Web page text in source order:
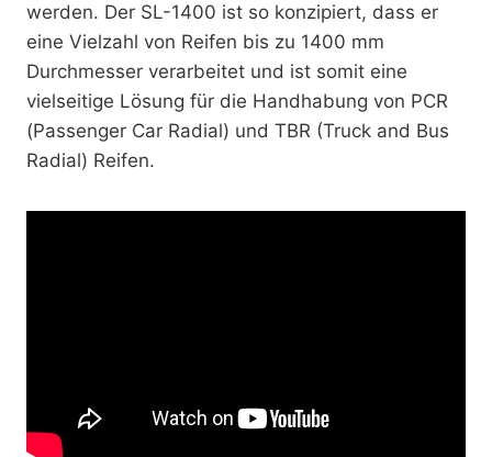
werden. Der SL-1400 ist so konzipiert, dass er
eine Vielzahl von Reifen bis zu 1400 mm
Durchmesser verarbeitet und ist somit eine
vielseitige Lösung für die Handhabung von PCR
(Passenger Car Radial) und TBR (Truck and Bus
Radial) Reifen.